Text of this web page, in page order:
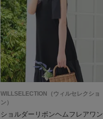
WILLSELECTION（ウィルセレクショ
ン）
ショルダーリボンヘムフレアワン